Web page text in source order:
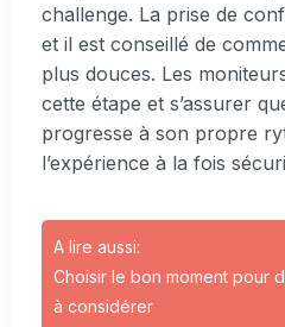
challenge. La prise de
et il est conseillé de
plus douces. Les
cette étape et s’assurer
progresse à son propre
l’expérience à la fois
A lire aussi:
Choisir le bon moment pour
à considérer